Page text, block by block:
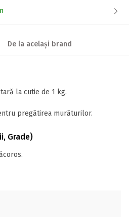
De la același brand
la cutie de 1 kg.
pregătirea murăturilor.
Grade)